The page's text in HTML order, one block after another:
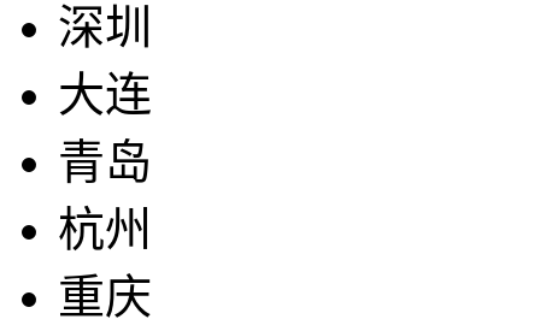
深圳
大连
青岛
杭州
重庆